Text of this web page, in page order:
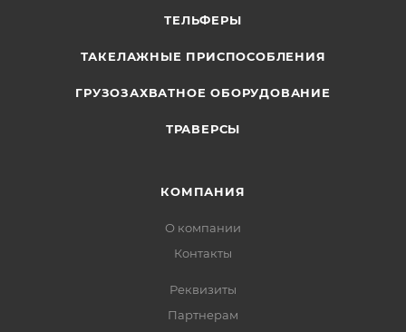
ТЕЛЬФЕРЫ
ТАКЕЛАЖНЫЕ ПРИСПОСОБЛЕНИЯ
ГРУЗОЗАХВАТНОЕ ОБОРУДОВАНИЕ
ТРАВЕРСЫ
КОМПАНИЯ
О компании
Контакты
Реквизиты
Партнерам